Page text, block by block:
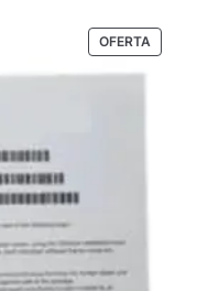
OFERTA
EM